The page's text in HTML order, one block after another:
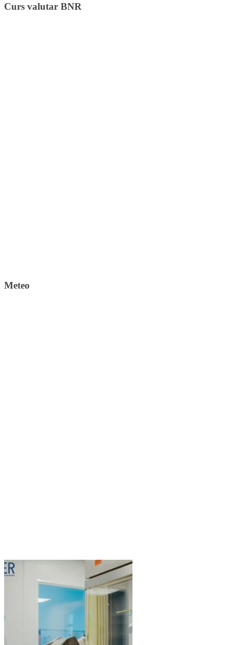
Curs valutar BNR
Meteo